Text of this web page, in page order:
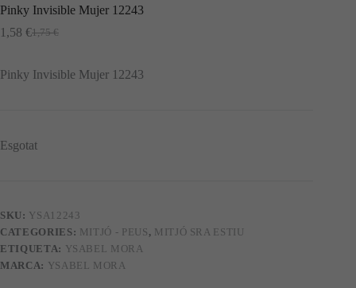
Pinky Invisible Mujer 12243
1,75€
El
original
era:
1,58 €El
actual
és:
Pinky Invisible Mujer 12243
Esgotat
SKU: YSA12243
CATEGORIES: MITJÓ - PEUS , MITJÓ SRA ESTIU
ETIQUETA: YSABEL MORA
MARCA: YSABEL MORA